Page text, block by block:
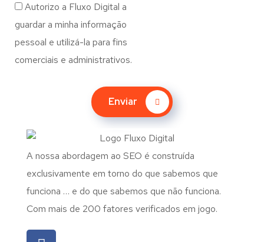
Autorizo a Fluxo Digital a
guardar a minha informação
pessoal e utilizá-la para fins
comerciais e administrativos.
Enviar
A nossa abordagem ao SEO é construída
exclusivamente em torno do que sabemos que
funciona … e do que sabemos que não funciona.
Com mais de 200 fatores verificados em jogo.